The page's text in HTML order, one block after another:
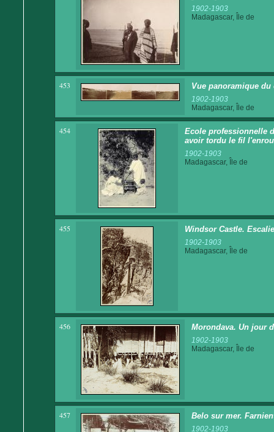
1902-1903
Madagascar, Île de
453 Vue panoramique du
1902-1903
Madagascar, Île de
454
Ecole professionnelle
avoir tordu le fil
1902-1903
Madagascar, Île de
455 Windsor Castle.
1902-1903
Madagascar, Île de
456 Morondava. Un jour
1902-1903
Madagascar, Île de
457 Belo sur mer.
1902-1903